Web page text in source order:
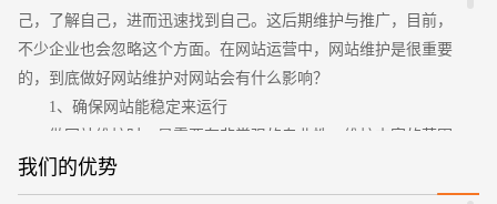
己，了解自己，进而迅速找到自己。这后期维护与推广，目前，
不少企业也会忽略这个方面。在网站运营中，网站维护是很重要
的，到底做好网站维护对网站会有什么影响？
1、确保网站能稳定来运行
做网站维护时，是需要有非常强的专业性，维护内容的范围
也很广泛，如网站实现的功能如何改进、页面如何修改、安全管
理、网站推广等。许多企业会认为网站维护会提高运营成本，企
我们的优势
招标项目